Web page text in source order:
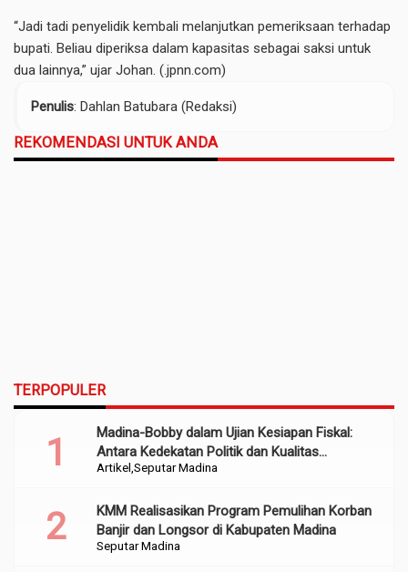
“Jadi tadi penyelidik kembali melanjutkan pemeriksaan terhadap
bupati. Beliau diperiksa dalam kapasitas sebagai saksi untuk
dua lainnya,” ujar Johan. (.jpnn.com)
Penulis: Dahlan Batubara (Redaksi)
REKOMENDASI UNTUK ANDA
TERPOPULER
Artikel Seputar Madina
Madina-Bobby dalam Ujian Kesiapan Fiskal:
Antara Kedekatan Politik dan Kualitas
Perencanaan
Seputar Madina
KMM Realisasikan Program Pemulihan Korban
Banjir dan Longsor di Kabupaten Madina